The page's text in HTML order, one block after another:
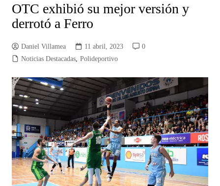
OTC exhibió su mejor versión y
derrotó a Ferro
Daniel Villamea 11 abril, 2023
0
Noticias Destacadas, Polideportivo